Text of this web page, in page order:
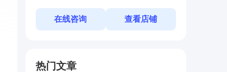
在线咨询 查看店铺
热门文章